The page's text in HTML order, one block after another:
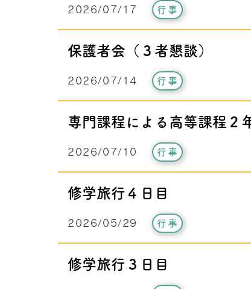
2026/07/17 行事
保護者会（３者懇談）
2026/07/14 行事
専門課程による高等課程２
2026/07/10 行事
修学旅行４日目
2026/05/29 行事
修学旅行３日目